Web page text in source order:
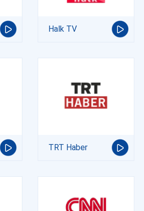
Halk TV
TRT Haber